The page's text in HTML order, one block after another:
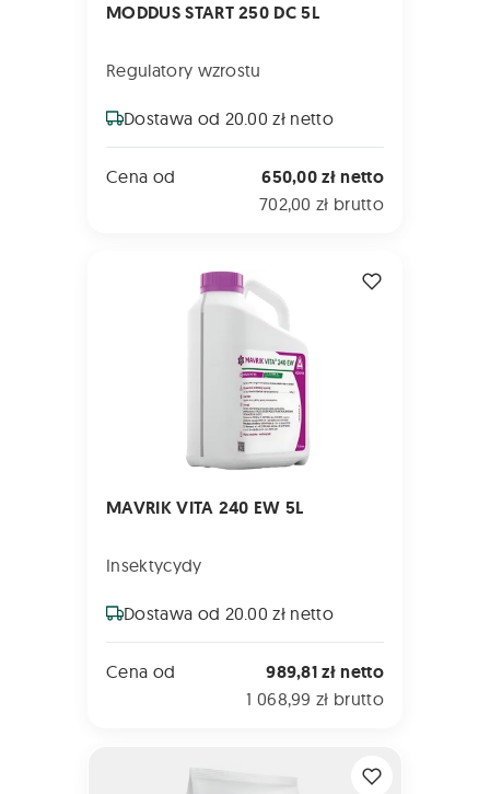
MODDUS START 250 DC 5L
Regulatory wzrostu
Dostawa od 20.00 zł netto
Cena od 650,00 zł netto
702,00 zł brutto
MAVRIK VITA 240 EW 5L
Insektycydy
Dostawa od 20.00 zł netto
Cena od 989,81 zł netto
1 068,99 zł brutto